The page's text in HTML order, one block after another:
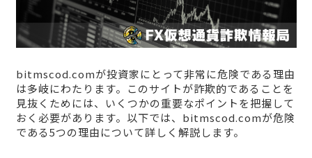
bitmscod.comが投資家にとって非常に危険である理由
は多岐にわたります。このサイトが詐欺的であることを
見抜くためには、いくつかの重要なポイントを把握して
おく必要があります。以下では、bitmscod.comが危険
である5つの理由について詳しく解説します。